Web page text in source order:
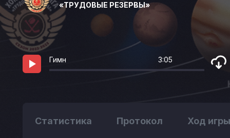
«ТРУДОВЫЕ РЕЗЕРВЫ»
Гимн 3:05
Статистика Протокол Ход игры